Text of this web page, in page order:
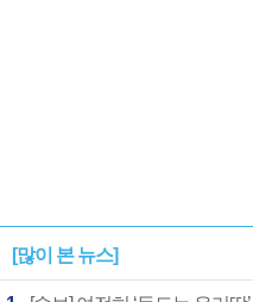
[많이 본 뉴스]